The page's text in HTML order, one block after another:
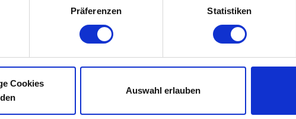
aktives Scannen nach bestimmten Merkmalen (Fingerprinting)
wie Ihre persönlichen Daten verarbeitet werden, und legen Sie
damit die Seiten-Features ordentlich funktionieren, andere sind
bezogenem Feedback, um die Bedienung der Seite für dich
zum Beispiel wenn wir dir über Social-Media-Kanäle etwas
Präferenzen Statistiken
Cookies
Auswahl erlauben
Abschicken